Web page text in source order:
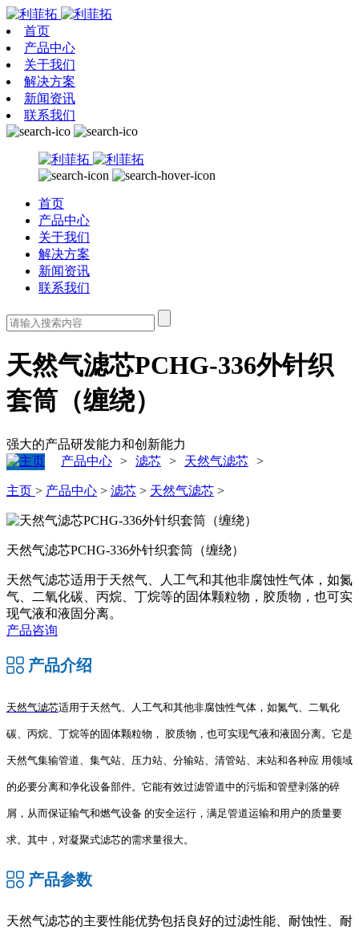
首页
产品中心
关于我们
解决方案
新闻资讯
联系我们
首页
产品中心
关于我们
解决方案
新闻资讯
联系我们
天然气滤芯PCHG-336外针织
套筒（缠绕）
强大的产品研发能力和创新能力
产品中心 > 滤芯 > 天然气滤芯 >
主页 > 产品中心 > 滤芯 > 天然气滤芯 >
天然气滤芯PCHG-336外针织套筒（缠绕）
天然气滤芯适用于天然气、人工气和其他非腐蚀性气体，如氮
气、二氧化碳、丙烷、丁烷等的固体颗粒物，胶质物，也可实
现气液和液固分离。
产品咨询
产品介绍
天然气滤芯适用于天然气、人工气和其他非腐蚀性气体，如氮气、二氧化
碳、丙烷、丁烷等的固体颗粒物， 胶质物，也可实现气液和液固分离。它是
天然气集输管道、集气站、压力站、分输站、清管站、末站和各种应 用领域
的必要分离和净化设备部件。它能有效过滤管道中的污垢和管壁剥落的碎
屑，从而保证输气和燃气设备 的安全运行，满足管道运输和用户的质量要
求。其中，对凝聚式滤芯的需求量很大。
产品参数
天然气滤芯的主要性能优势包括良好的过滤性能、耐蚀性、耐